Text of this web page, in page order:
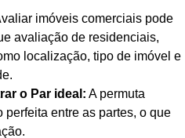
imóveis comerciais pode
avaliação de residenciais,
localização, tipo de imóvel e
o Par ideal: A permuta
entre as partes, o que